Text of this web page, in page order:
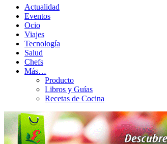
Actualidad
Eventos
Ocio
Viajes
Tecnología
Salud
Chefs
Más…
Producto
Libros y Guías
Recetas de Cocina